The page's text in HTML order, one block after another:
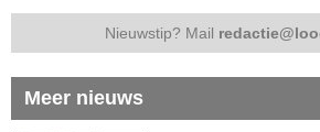
Nieuwstip? Mail
Meer nieuws